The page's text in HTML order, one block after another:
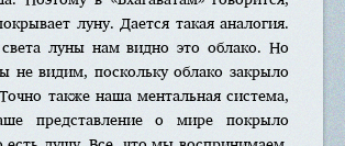
луну. Дается такая аналогия.
луны нам видно это облако. Но
не видим, поскольку облако закрыло
также наша ментальная система,
представление о мире покрыло